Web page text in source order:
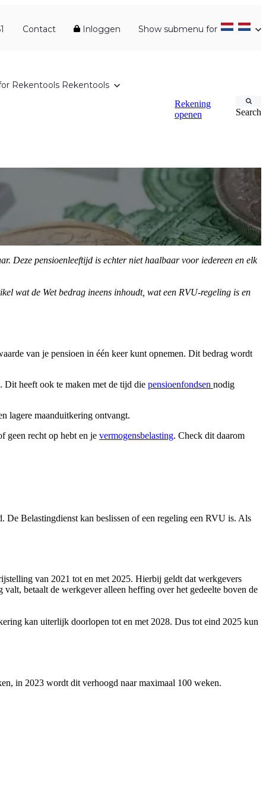
Contact Inloggen Show submenu for
Rekentools Rekentools
Rekening
openen
Search
Deze pensioenleeftijd is echter niet haalbaar voor iedereen en elk
wat de Wet bedrag ineens inhoudt, wat een RVU-regeling is en
van je pensioen in één keer kunt opnemen. Dit bedrag wordt
Dit heeft ook te maken met de tijd die pensioenfondsen nodig
lagere maanduitkering ontvangt.
geen recht op hebt en je vermogensbelasting. Check dit daarom
Belastingdienst kan beslissen of een regeling een RVU is. Als
van 2021 tot en met 2025. Hierbij geldt dat werkgevers
betaalt de werkgever alleen heffing over het gedeelte boven de
kan uiterlijk doorlopen tot en met 2028. Dus tot eind 2025 kun
in 2023 wordt dit verhoogd naar maximaal 100 weken.